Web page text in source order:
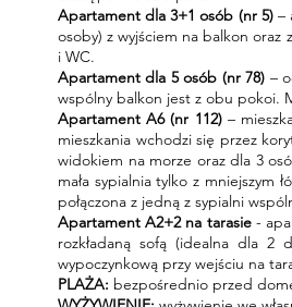
Apartament dla 3+1 osób (nr 5)–
osoby) z wyjściem na balkon oraz
i WC.
Apartament dla 5 osób (nr 78) –
wspólny balkon jest z obu pokoi.
Apartament A6 (nr 112)–
mieszkania wchodzi się przez
widokiem na morze oraz dla 3
mała sypialnia tylko z mniejszym
połączona z jedną z sypialni
Apartament A2+2na tarasie-
rozkładaną sofą (idealna dla 2
wypoczynkową przy wejściu na
PLAŻA: bezpośrednio przed